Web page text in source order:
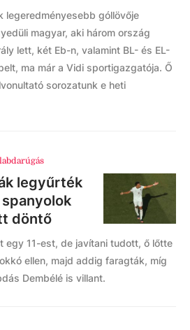
legeredményesebb góllövője
magyar, aki három ország
lett, két Eb-n, valamint BL- és EL-
ma már a Vidi sportigazgatója. Ő
sorozatunk e heti
labdarúgás
legyűrték
döntő
egy 11-est, de javítani tudott, ő lőtte
ellen, majd addig faragták, míg
Dembélé is villant.